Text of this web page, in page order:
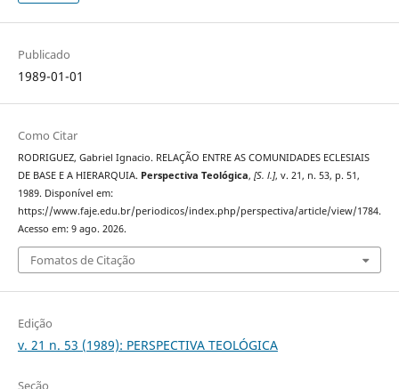
Publicado
1989-01-01
Como Citar
RODRIGUEZ, Gabriel Ignacio. RELAÇÃO ENTRE AS COMUNIDADES ECLESIAIS
DE BASE E A HIERARQUIA. Perspectiva Teológica, [S. l.], v. 21, n. 53, p. 51,
1989. Disponível em:
https://www.faje.edu.br/periodicos/index.php/perspectiva/article/view/1784.
Acesso em: 9 ago. 2026.
Fomatos de Citação
Edição
v. 21 n. 53 (1989): PERSPECTIVA TEOLÓGICA
Seção